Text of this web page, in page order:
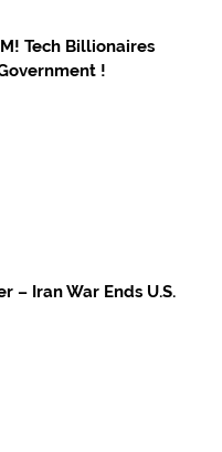
Tech Billionaires
!
– Iran War Ends U.S.